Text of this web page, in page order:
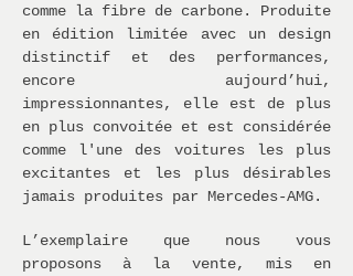
comme la fibre de carbone. Produite
en édition limitée avec un design
distinctif et des performances,
encore aujourd’hui,
impressionnantes, elle est de plus
en plus convoitée et est considérée
comme l'une des voitures les plus
excitantes et les plus désirables
jamais produites par Mercedes-AMG.
L’exemplaire que nous vous
proposons à la vente, mis en